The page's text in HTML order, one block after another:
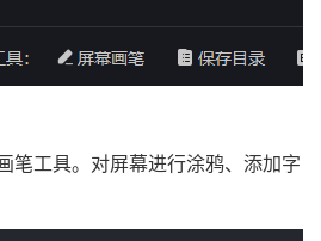
工具。对屏幕进行涂鸦、添加字